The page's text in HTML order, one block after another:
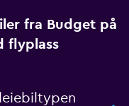
fra Budget på
flyplass